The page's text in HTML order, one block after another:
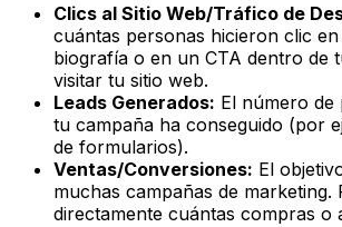
Clics al Sitio Web/Tráfico de
cuántas personas hicieron clic
biografía o en un CTA dentro de
visitar tu sitio web.
Leads Generados: El número
tu campaña ha conseguido (por
de formularios).
Ventas/Conversiones: El
muchas campañas de marketing.
directamente cuántas compras o